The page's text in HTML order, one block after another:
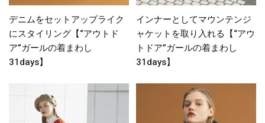
デニムをセットアップライク
にスタイリング【“アウトド
ア”ガールの着まわし
31days】
インナーとしてマウンテンジ
ャケットを取り入れる【“アウ
トドア”ガールの着まわし
31days】